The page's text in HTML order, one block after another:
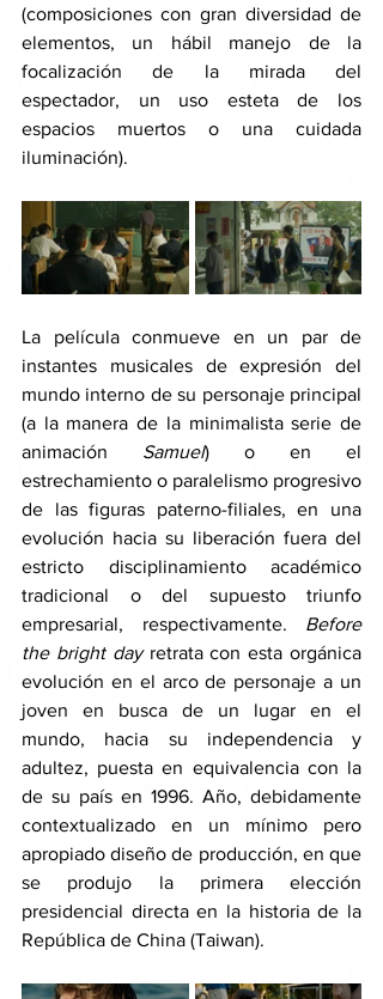
(composiciones con gran diversidad de
elementos, un hábil manejo de la
focalización de la mirada del
espectador, un uso esteta de los
espacios muertos o una cuidada
iluminación).
La película conmueve en un par de
instantes musicales de expresión del
mundo interno de su personaje principal
(a la manera de la minimalista serie de
animación Samuel) o en el
estrechamiento o paralelismo progresivo
de las figuras paterno-filiales, en una
evolución hacia su liberación fuera del
estricto disciplinamiento académico
tradicional o del supuesto triunfo
empresarial, respectivamente. Before
the bright day retrata con esta orgánica
evolución en el arco de personaje a un
joven en busca de un lugar en el
mundo, hacia su independencia y
adultez, puesta en equivalencia con la
de su país en 1996. Año, debidamente
contextualizado en un mínimo pero
apropiado diseño de producción, en que
se produjo la primera elección
presidencial directa en la historia de la
República de China (Taiwan).